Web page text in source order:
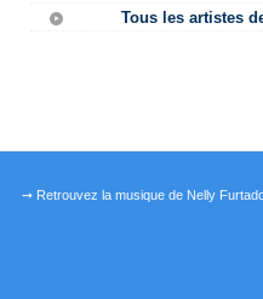
Tous les artistes
➙ Retrouvez la musique de Nelly